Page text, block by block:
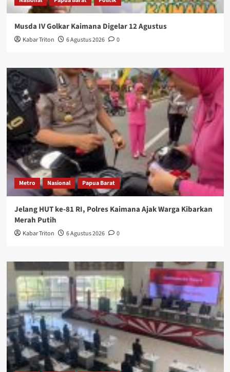
Musda IV Golkar Kaimana Digelar 12 Agustus
Kabar Triton 6 Agustus 2026 0
Metro Nasional Papua Barat
Jelang HUT ke-81 RI, Polres Kaimana Ajak Warga Kibarkan
Merah Putih
Kabar Triton 6 Agustus 2026 0